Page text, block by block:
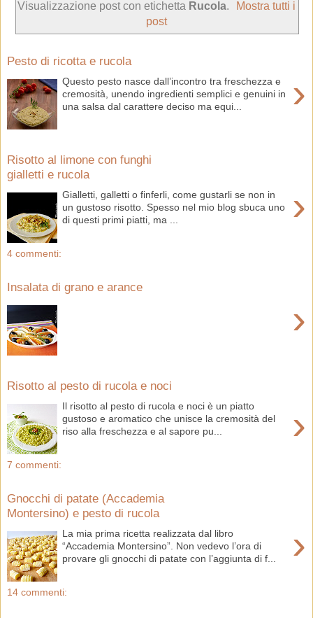
Visualizzazione post con etichetta Rucola.
Mostra tutti i
post
Pesto di ricotta e rucola
›
Questo pesto nasce dall’incontro tra freschezza e
cremosità, unendo ingredienti semplici e genuini in
una salsa dal carattere deciso ma equi...
Risotto al limone con funghi
gialletti e rucola
›
Gialletti, galletti o finferli, come gustarli se non in
un gustoso risotto. Spesso nel mio blog sbuca uno
di questi primi piatti, ma ...
4 commenti:
Insalata di grano e arance
›
Risotto al pesto di rucola e noci
›
Il risotto al pesto di rucola e noci è un piatto
gustoso e aromatico che unisce la cremosità del
riso alla freschezza e al sapore pu...
7 commenti:
Gnocchi di patate (Accademia
Montersino) e pesto di rucola
›
La mia prima ricetta realizzata dal libro
“Accademia Montersino”. Non vedevo l’ora di
provare gli gnocchi di patate con l’aggiunta di f...
14 commenti: